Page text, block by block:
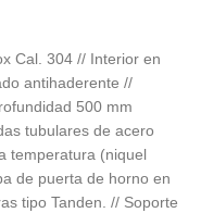
Cal. 304 // Interior en
antihaderente //
500 mm
tubulares de acero
temperatura (niquel
de puerta de horno en
tipo Tanden. // Soporte